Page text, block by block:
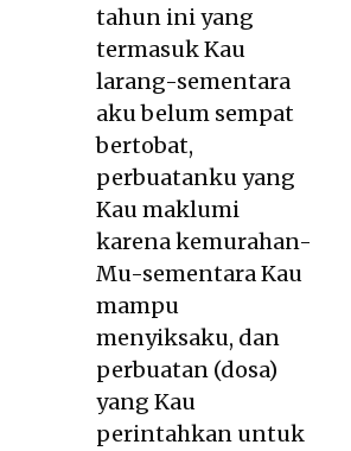
tahun ini yang
termasuk Kau
larang-sementara
aku belum sempat
bertobat,
perbuatanku yang
Kau maklumi
karena kemurahan-
Mu-sementara Kau
mampu
menyiksaku, dan
perbuatan (dosa)
yang Kau
perintahkan untuk